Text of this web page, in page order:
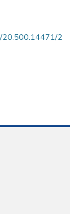
20.500.14471/2